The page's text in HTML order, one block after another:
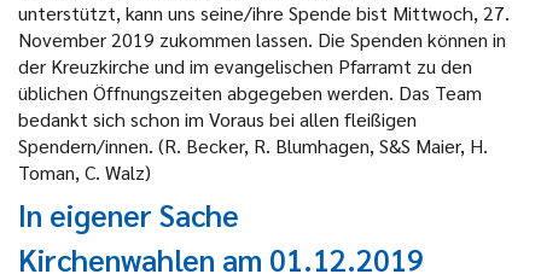
unterstützt, kann uns seine/ihre Spende bist Mittwoch, 27.
November 2019 zukommen lassen. Die Spenden können in
der Kreuzkirche und im evangelischen Pfarramt zu den
üblichen Öffnungszeiten abgegeben werden. Das Team
bedankt sich schon im Voraus bei allen fleißigen
Spendern/innen. (R. Becker, R. Blumhagen, S&S Maier, H.
Toman, C. Walz)
In eigener Sache
Kirchenwahlen am 01.12.2019